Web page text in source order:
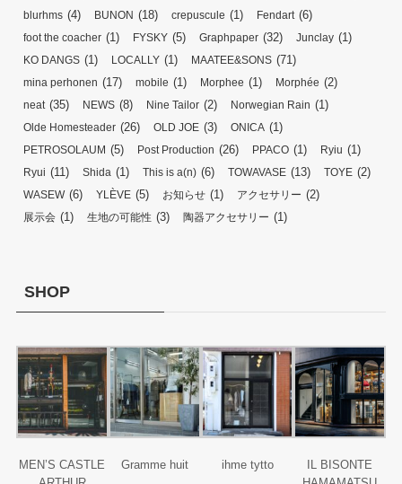
blurhms (4) BUNON (18) crepuscule (1) Fendart (6)
foot the coacher (1) FYSKY (5) Graphpaper (32) Junclay (1)
KO DANGS (1) LOCALLY (1) MAATEE&SONS (71)
mina perhonen (17) mobile (1) Morphee (1) Morphée (2)
neat (35) NEWS (8) Nine Tailor (2) Norwegian Rain (1)
Olde Homesteader (26) OLD JOE (3) ONICA (1)
PETROSOLAUM (5) Post Production (26) PPACO (1) Ryiu (1)
Ryui (11) Shida (1) This is a(n) (6) TOWAVASE (13) TOYE (2)
WASEW(6) YLÈVE (5) お知らせ (1) アクセサリー (2)
展示会 (1) 生地の可能性 (3) 陶器アクセサリー (1)
SHOP
MEN’S CASTLE
Gramme huit ihme tytto
IL BISONTE